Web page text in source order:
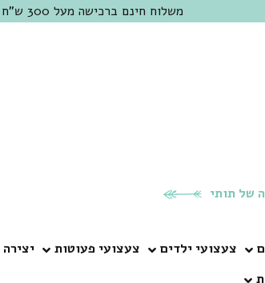
משלוח חינם ברכישה מעל 300 ש"ח | אופציה למשלוח מהיום להיום באזור המרכז | מוזמנים לבקר בחנות בכפר שמריהו
של תותי
צעצועי ילדים צעצועי פעוטות יצירה